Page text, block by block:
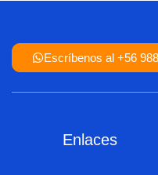
Escríbenos al +56
Enlaces